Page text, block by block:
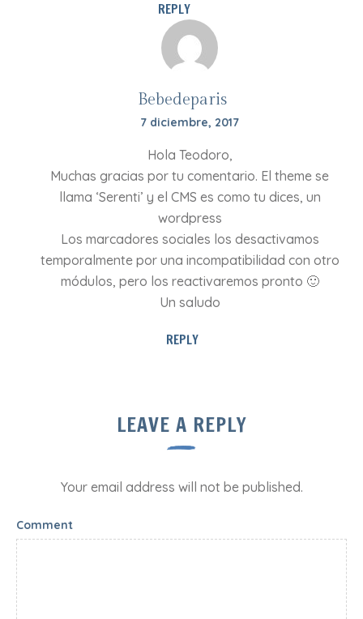
REPLY
Bebedeparis
7 diciembre, 2017
Hola Teodoro,
Muchas gracias por tu comentario. El theme se
llama ‘Serenti’ y el CMS es como tu dices, un
wordpress
Los marcadores sociales los desactivamos
temporalmente por una incompatibilidad con otro
módulos, pero los reactivaremos pronto 🙂
Un saludo
REPLY
LEAVE A REPLY
Your email address will not be published.
Comment